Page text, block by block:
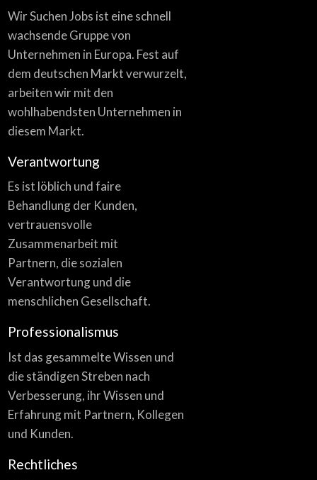
Wir Suchen Jobs ist eine schnell
wachsende Gruppe von
Unternehmen in Europa. Fest auf
dem deutschen Markt verwurzelt,
arbeiten wir mit den
wohlhabendsten Unternehmen in
diesem Markt.
Verantwortung
Es ist löblich und faire
Behandlung der Kunden,
vertrauensvolle
Zusammenarbeit mit
Partnern, die sozialen
Verantwortung und die
menschlichen Gesellschaft.
Professionalismus
Ist das gesammelte Wissen und
die ständigen Streben nach
Verbesserung, ihr Wissen und
Erfahrung mit Partnern, Kollegen
und Kunden.
Rechtliches